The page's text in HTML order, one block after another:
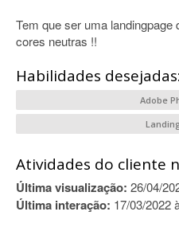
Tem que ser uma
cores neutras !!
Habilidades desejadas:
Adobe
Atividades do cliente
Última visualização: 26/04/
Última interação: 17/03/2022